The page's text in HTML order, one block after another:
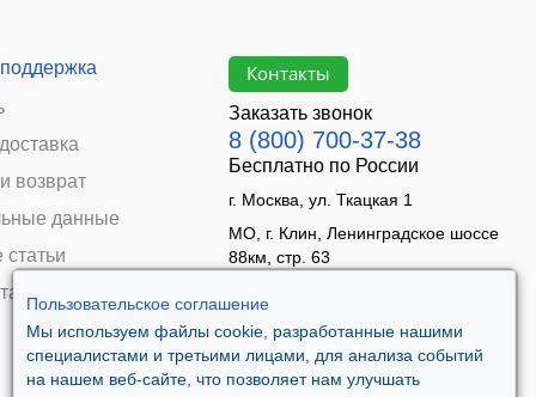
Пользовательское соглашение
Мы используем файлы cookie, разработанные нашими
специалистами и третьими лицами, для анализа событий
на нашем веб-сайте, что позволяет нам улучшать
возврат
данные
Контакты
Заказать звонок
8 (800) 700-37-38
Бесплатно по России
г. Москва, ул. Ткацкая 1
МО, г. Клин, Ленинградское шоссе
88км, стр. 63
Сб 10:00 - 14:00
Вс - выходной